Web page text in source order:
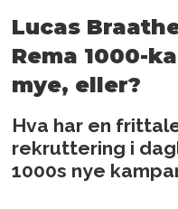
Lucas
Rema 1000-
mye, eller?
Hva har en
rekruttering i
1000s nye